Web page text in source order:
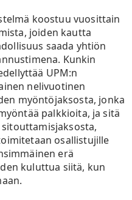
koostuu vuosittain
joiden kautta
saada yhtiön
Kunkin
UPM:n
nelivuotinen
myöntöjaksosta, jonka
palkkioita, ja sitä
osallistujille
erä
kuluttua siitä, kun